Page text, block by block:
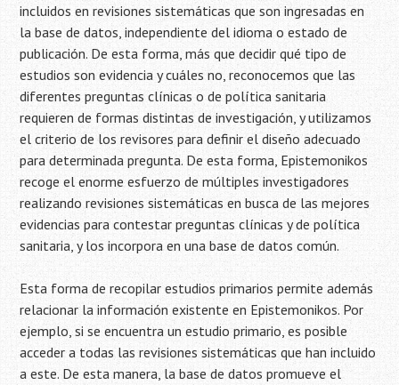
incluidos en revisiones sistemáticas que son ingresadas en
la base de datos, independiente del idioma o estado de
publicación. De esta forma, más que decidir qué tipo de
estudios son evidencia y cuáles no, reconocemos que las
diferentes preguntas clínicas o de política sanitaria
requieren de formas distintas de investigación, y utilizamos
el criterio de los revisores para definir el diseño adecuado
para determinada pregunta. De esta forma, Epistemonikos
recoge el enorme esfuerzo de múltiples investigadores
realizando revisiones sistemáticas en busca de las mejores
evidencias para contestar preguntas clínicas y de política
sanitaria, y los incorpora en una base de datos común.
Esta forma de recopilar estudios primarios permite además
relacionar la información existente en Epistemonikos. Por
ejemplo, si se encuentra un estudio primario, es posible
acceder a todas las revisiones sistemáticas que han incluido
a este. De esta manera, la base de datos promueve el